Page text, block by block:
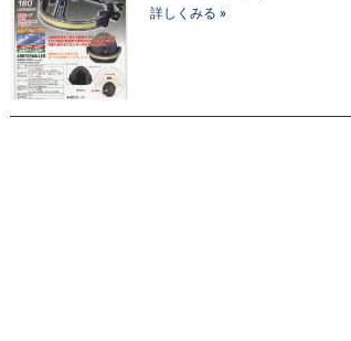
詳しくみる »